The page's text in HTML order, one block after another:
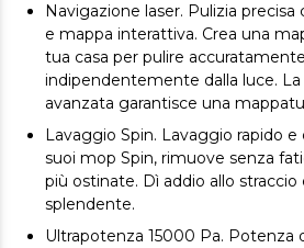
Navigazione laser. Pulizia
e mappa interattiva. Crea una
tua casa per pulire
indipendentemente dalla luce.
avanzata garantisce una
Lavaggio Spin. Lavaggio rapido e
suoi mop Spin, rimuove senza
più ostinate. Dì addio allo
splendente.
Ultrapotenza 15000 Pa. Potenza